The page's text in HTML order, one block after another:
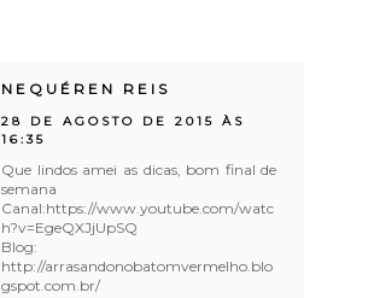
NEQUÉREN REIS
28 DE AGOSTO DE 2015 ÀS
16:35
Que lindos amei as dicas, bom final de
semana
Canal:https://www.youtube.com/watc
h?v=EgeQXJjUpSQ
Blog:
http://arrasandonobatomvermelho.blo
gspot.com.br/